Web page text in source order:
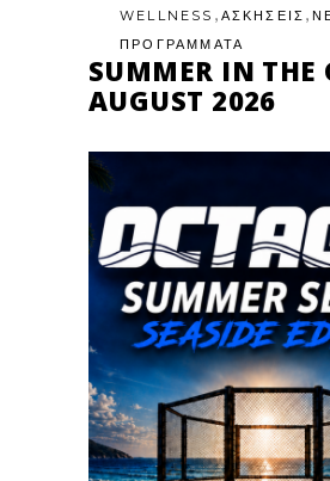
WELLNESS , ΑΣΚΗΣΕΙΣ ,
ΠΡΟΓΡΑΜΜΑΤΑ
SUMMER IN THE
AUGUST 2026